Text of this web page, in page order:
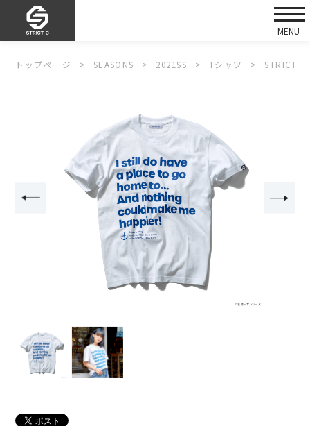
トップページ SEASONS 2021SS Tシャツ STRICT-